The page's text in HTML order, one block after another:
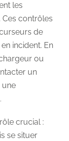
les
Ces contrôles
de
incident. En
ou
un
crucial :
se situer